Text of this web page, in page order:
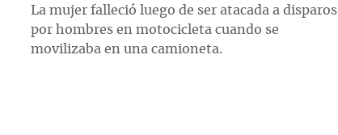
La mujer falleció luego de ser atacada a disparos
por hombres en motocicleta cuando se
movilizaba en una camioneta.